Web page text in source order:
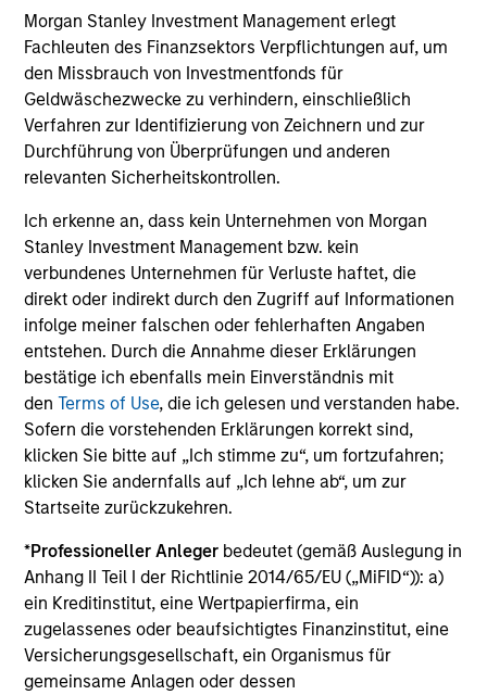
Morgan Stanley Investment Management erlegt
Fachleuten des Finanzsektors Verpflichtungen auf, um
den Missbrauch von Investmentfonds für
Geldwäschezwecke zu verhindern, einschließlich
Verfahren zur Identifizierung von Zeichnern und zur
Durchführung von Überprüfungen und anderen
relevanten Sicherheitskontrollen.
Ich erkenne an, dass kein Unternehmen von Morgan
Stanley Investment Management bzw. kein
verbundenes Unternehmen für Verluste haftet, die
direkt oder indirekt durch den Zugriff auf Informationen
infolge meiner falschen oder fehlerhaften Angaben
entstehen. Durch die Annahme dieser Erklärungen
bestätige ich ebenfalls mein Einverständnis mit
denTerms of Use, die ich gelesen und verstanden habe.
Sofern die vorstehenden Erklärungen korrekt sind,
klicken Sie bitte auf „Ich stimme zu“, um fortzufahren;
klicken Sie andernfalls auf „Ich lehne ab“, um zur
Startseite zurückzukehren.
*Professioneller Anleger bedeutet (gemäß Auslegung in
Anhang II Teil I der Richtlinie 2014/65/EU („MiFID“)): a)
ein Kreditinstitut, eine Wertpapierfirma, ein
zugelassenes oder beaufsichtigtes Finanzinstitut, eine
Versicherungsgesellschaft, ein Organismus für
gemeinsame Anlagen oder dessen
data such as up-to-date credit bureau records, and asset
transaction information (by product type and to the zip
code level) to assess information such as each
borrower’s mark-to-market Loan to Value (LTV).
Prepayment models focus not only on interest rate
incentives, but also on borrower ability to refinance due
to credit and eagerness to provide the necessary
scores to gauge the potential for borrower defaults. The
recovery model focuses on asset values and potential
recovery costs.
3
Exceptional Structural Knowledge
The securitized products team’s deep knowledge of
capital structures and their inherent strengths and
weaknesses is a significant competitive advantage in
market. The team's ability to reverse-engineer deal cash
flows allows them to fully understand structures.
Regardless of a deal’s structuring, its cash flows in total
cannot be more than those of the underlying collateral
(creation value). Utilizing this, the team can compare
creation value of securities versus their market price and